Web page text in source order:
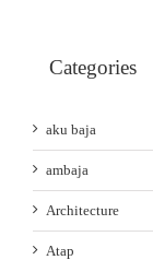
Categories
aku baja
ambaja
Architecture
Atap